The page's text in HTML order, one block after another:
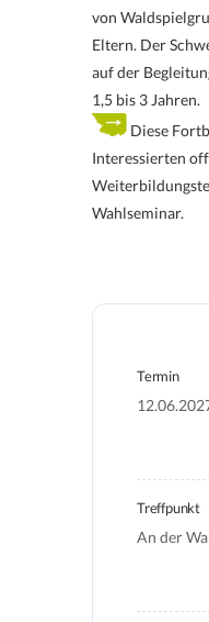
von
Eltern. Der
auf der
1,5 bis 3 Jahren.
Diese
Interessierten
Wahlseminar.
Termin
Treffpunkt
An der